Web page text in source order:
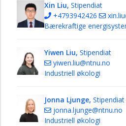
Xin Liu, Stipendiat
+4793942426
Bærekraftige
Yiwen Liu, Stipendiat
yiwen.liu@ntnu.no
Industriell økologi
Jonna Ljunge, Stipendiat
jonna.ljunge@ntnu.no
Industriell økologi